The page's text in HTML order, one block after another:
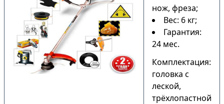
нож, фреза;
Вес: 6 кг;
Гарантия:
24 мес.
Комплектация:
головка с
леской,
трёхлопастной